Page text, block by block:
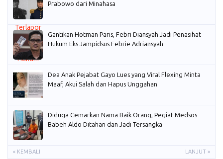
Prabowo dari Minahasa
Gantikan Hotman Paris, Febri Diansyah Jadi Penasihat
Hukum Eks Jampidsus Febrie Adriansyah
Dea Anak Pejabat Gayo Lues yang Viral Flexing Minta
Maaf, Akui Salah dan Hapus Unggahan
Diduga Cemarkan Nama Baik Orang, Pegiat Medsos
Babeh Aldo Ditahan dan Jadi Tersangka
« KEMBALI LANJUT »